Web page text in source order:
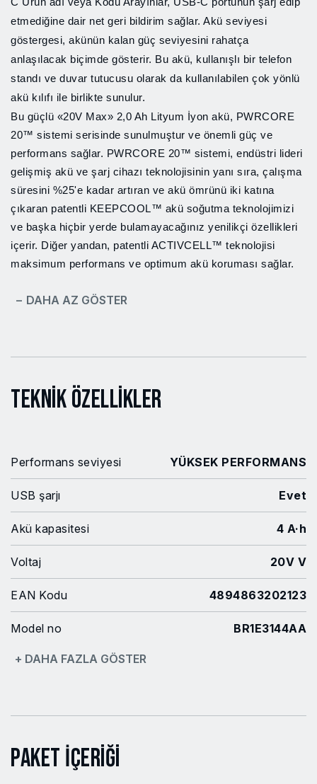
etmediğine dair net geri bildirim sağlar. Akü seviyesi
göstergesi, akünün kalan güç seviyesini rahatça
anlaşılacak biçimde gösterir. Bu akü, kullanışlı bir telefon
standı ve duvar tutucusu olarak da kullanılabilen çok yönlü
akü kılıfı ile birlikte sunulur.
Bu güçlü «20V Max» 2,0 Ah Lityum İyon akü, PWRCORE
20™ sistemi serisinde sunulmuştur ve önemli güç ve
performans sağlar. PWRCORE 20™ sistemi, endüstri lideri
gelişmiş akü ve şarj cihazı teknolojisinin yanı sıra, çalışma
süresini %25'e kadar artıran ve akü ömrünü iki katına
çıkaran patentli KEEPCOOL™ akü soğutma teknolojimizi
ve başka hiçbir yerde bulamayacağınız yenilikçi özellikleri
içerir. Diğer yandan, patentli ACTIVCELL™ teknolojisi
maksimum performans ve optimum akü koruması sağlar.
− DAHA AZ GÖSTER
Teknik Özellikler
Performans seviyesi YÜKSEK PERFORMANS
USB şarjı Evet
Akü kapasitesi 4 A·h
Voltaj 20V V
EAN Kodu 4894863202123
Model no BR1E3144AA
Güç Kaynağı
Pil Gücü Türü Lityum İyon
+ DAHA FAZLA GÖSTER
Paket İçeriği